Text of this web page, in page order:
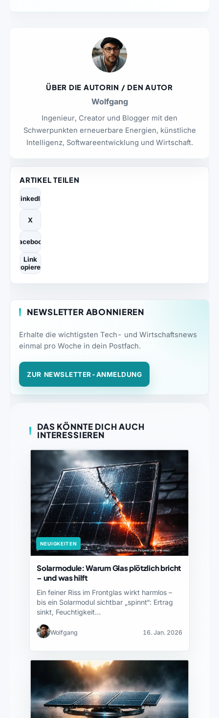
ÜBER DIE AUTORIN / DEN AUTOR
Wolfgang
Ingenieur, Creator und Blogger mit den
Schwerpunkten erneuerbare Energien, künstliche
Intelligenz, Softwareentwicklung und Wirtschaft.
ARTIKEL TEILEN
LinkedIn
X
Facebook
Link
kopieren
NEWSLETTER ABONNIEREN
Erhalte die wichtigsten Tech- und Wirtschaftsnews
einmal pro Woche in dein Postfach.
ZUR NEWSLETTER-ANMELDUNG
DAS KÖNNTE DICH AUCH
INTERESSIEREN
NEUIGKEITEN
Solarmodule: Warum Glas plötzlich bricht
– und was hilft
Ein feiner Riss im Frontglas wirkt harmlos –
bis ein Solarmodul sichtbar „spinnt“: Ertrag
sinkt, Feuchtigkeit…
Wolfgang 16. Jan. 2026